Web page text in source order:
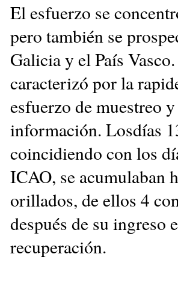
El esfuerzo se
pero también se
Galicia y el País
caracterizó por la
esfuerzo de muestreo
información. Losdías
coincidiendo con los
ICAO, se acumulaban
orillados, de ellos 4
después de su ingreso
recuperación.